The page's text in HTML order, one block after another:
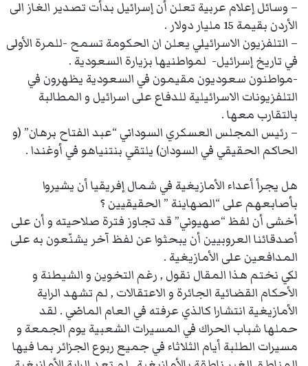
– وسائل إعلام عربية تعلن أن إسرائيل بدأت تصدير الغاز الى
الأردن بقيمة 15 مليار دولار .
– التلفزيون الاسرائيلي يعلن ان الحكومة تسمح -للمرة الأولى
في تاريخ إسرائيل- لمواطنيها بزيارة السعودية .
-مواطنون سعوديون مقيمون في السعودية يظهرون في
التلفزيونات الاسرائيلية للدفاع على اسرائيل و المطالبة
بالتقارب معها .
– رئيس المجلس العسكري السوداني “عبد الفتاح برهان” (و
الحاكم الحقيقي في السودان) يلتقي بنتنياهو في أوغندا .
هل يجرأ أعداء الأمازيغية في شمال إفريقيا أن يشيروا
بأصابعهم على “الصهاينة ” الحقيقيين ؟
أخشى أن لفظ “صهيوني” قد تجاوز فترة صلاحيته و أن على
أصدقائنا العروبيين أن يبحثوا عن لفظ آخر يشنّعون به على
المدافعين على الأمازيغية .
لكي نختم هذا المقال نقول , رغم التخوين و الشيطنة و
الأحكام القضائية الجائرة و الاعتقالات , لم تشهد الراية
الأمازيغية انتشارا كالذي عرفته في العام الماضي . لقد
حملها شباب الحراك في المسيرات الشعبية يوم الجمعة و
مسيرات الطلبة أيام الثلاثاء في جميع ربوع الجزائر بما فيها